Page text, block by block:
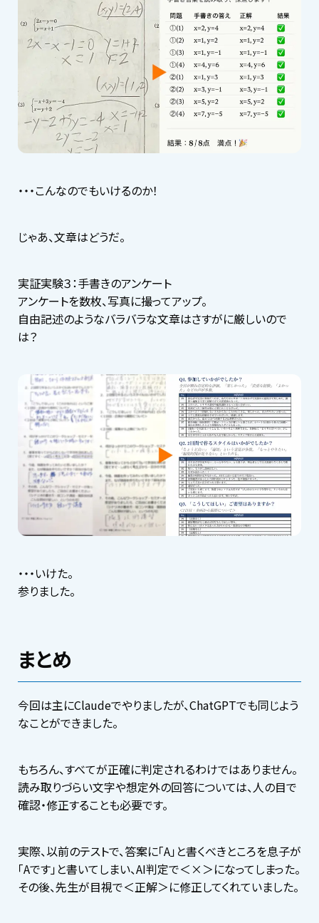
・・・こんなのでもいけるのか！
じゃあ、文章はどうだ。
実証実験３：手書きのアンケート
アンケートを数枚、写真に撮ってアップ。
自由記述のようなバラバラな文章はさすがに厳しいので
は？
・・・いけた。
参りました。
まとめ
今回は主にClaudeでやりましたが、ChatGPTでも同じよう
なことができました。
もちろん、すべてが正確に判定されるわけではありません。
読み取りづらい文字や想定外の回答については、人の目で
確認・修正することも必要です。
実際、以前のテストで、答案に「A」と書くべきところを息子が
「Aです」と書いてしまい、AI判定で＜×＞になってしまった。
その後、先生が目視で＜正解＞に修正してくれていました。